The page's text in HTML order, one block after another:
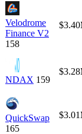
Velodrome
Finance V2
158
NDAX 159
QuickSwap
165